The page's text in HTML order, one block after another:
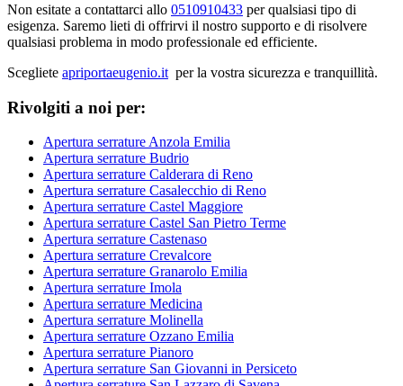
Non esitate a contattarci allo 0510910433 per qualsiasi tipo di
esigenza. Saremo lieti di offrirvi il nostro supporto e di risolvere
qualsiasi problema in modo professionale ed efficiente.
Scegliete apriportaeugenio.it per la vostra sicurezza e tranquillità.
Rivolgiti a noi per:
Apertura serrature Anzola Emilia
Apertura serrature Budrio
Apertura serrature Calderara di Reno
Apertura serrature Casalecchio di Reno
Apertura serrature Castel Maggiore
Apertura serrature Castel San Pietro Terme
Apertura serrature Castenaso
Apertura serrature Crevalcore
Apertura serrature Granarolo Emilia
Apertura serrature Imola
Apertura serrature Medicina
Apertura serrature Molinella
Apertura serrature Ozzano Emilia
Apertura serrature Pianoro
Apertura serrature San Giovanni in Persiceto